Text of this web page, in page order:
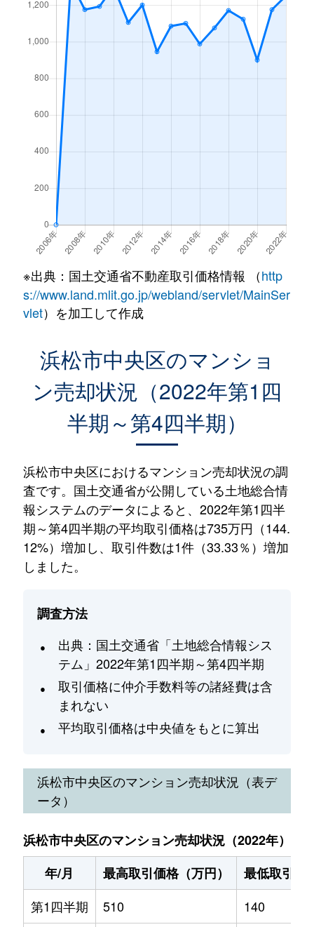
※出典：国土交通省不動産取引価格情報 （http
s://www.land.mlit.go.jp/webland/servlet/MainSer
vlet）を加工して作成
浜松市中央区のマンショ
ン売却状況（2022年第1四
半期～第4四半期）
浜松市中央区におけるマンション売却状況の調
査です。国土交通省が公開している土地総合情
報システムのデータによると、2022年第1四半
期～第4四半期の平均取引価格は735万円（144.
12%）増加し、取引件数は1件（33.33％）増加
しました。
調査方法
出典：国土交通省「土地総合情報シス
テム」2022年第1四半期～第4四半期
取引価格に仲介手数料等の諸経費は含
まれない
平均取引価格は中央値をもとに算出
浜松市中央区のマンション売却状況（表デ
ータ）
浜松市中央区のマンション売却状況（2022年）
年/月
最高取引価格（万円）
最低取引価
第1四半期
510 140